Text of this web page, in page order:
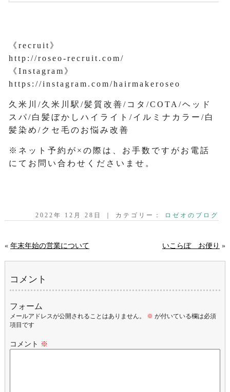
《recruit》
http://roseo-recruit.com/
《Instagram》
https://instagram.com/hairmakeroseo
久米川/久米川駅/髪質改善/コタ/COTA/ヘッド
スパ/白髪ぼかしハイライト/イルミナカラー/白
髪染め/クセ毛のお悩み改善
※ネット予約が×の際は、お手数ですがお電話
にてお問い合わせくださいませ。
2022年 12月 28日 ｜ カテゴリー： ロゼオのブログ
« 年末年始の営業について いこらぼ お便り »
コメント
フォーム
メールアドレスが公開されることはありません。 ※ が付いている欄は必須
項目です
コメント ※